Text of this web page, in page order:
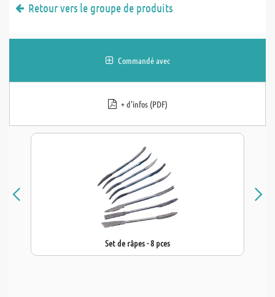
Retour vers le groupe de produits
Commandé avec
+ d'infos (PDF)
Set de râpes - 8 pces